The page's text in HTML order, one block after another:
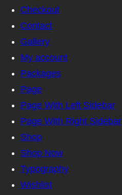
Checkout
Contact
Gallery
My account
Packages
Page
Page With Left Sidebar
Page With Right Sidebar
Shop
Shop Now
Typography
Wishlist